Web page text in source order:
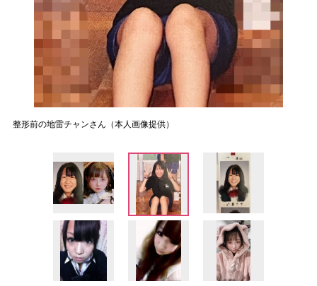
整形前の地雷チャンさん（本人画像提供）